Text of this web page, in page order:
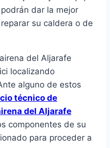
dar la mejor
su caldera o de
del Aljarafe
localizando
alguno de estos
técnico de
del Aljarafe
componentes de su
para proceder a